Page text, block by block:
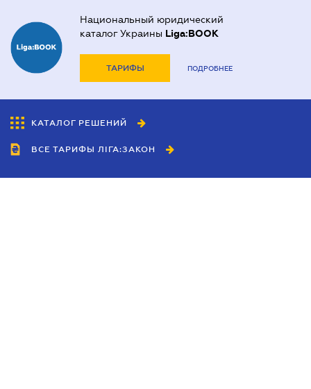
Национальный юридический
каталог Украины Liga:BOOK
ТАРИФЫ ПОДРОБНЕЕ
КАТАЛОГ РЕШЕНИЙ
ВСЕ ТАРИФЫ ЛІГА:ЗАКОН